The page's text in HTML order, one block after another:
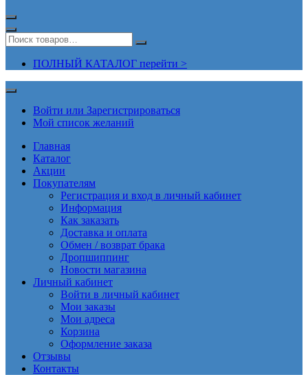
ПОЛНЫЙ КАТАЛОГ перейти >
Войти или Зарегистрироваться
Мой список желаний
Главная
Каталог
Акции
Покупателям
Регистрация и вход в личный кабинет
Информация
Как заказать
Доставка и оплата
Обмен / возврат брака
Дропшиппинг
Новости магазина
Личный кабинет
Войти в личный кабинет
Мои заказы
Мои адреса
Корзина
Оформление заказа
Отзывы
Контакты